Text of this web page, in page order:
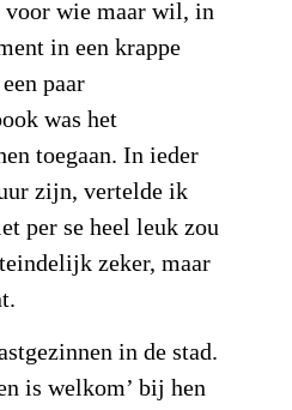
wie maar wil, in
in een krappe
paar
was het
toegaan. In ieder
zijn, vertelde ik
per se heel leuk zou
zeker, maar
in de stad.
is welkom’ bij hen